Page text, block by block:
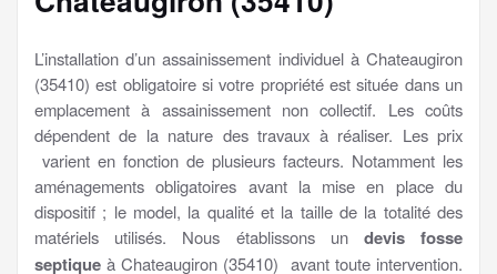
L’installation d’un assainissement individuel à Chateaugiron
(35410) est obligatoire si votre propriété est située dans un
emplacement à assainissement non collectif. Les coûts
dépendent de la nature des travaux à réaliser. Les prix
varient en fonction de plusieurs facteurs. Notamment les
aménagements obligatoires avant la mise en place du
dispositif ; le model, la qualité et la taille de la totalité des
matériels utilisés. Nous établissons un devis fosse
septique à Chateaugiron (35410) avant toute intervention.